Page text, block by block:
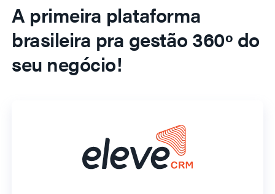
A primeira plataforma
brasileira pra gestão 360º do
seu negócio!